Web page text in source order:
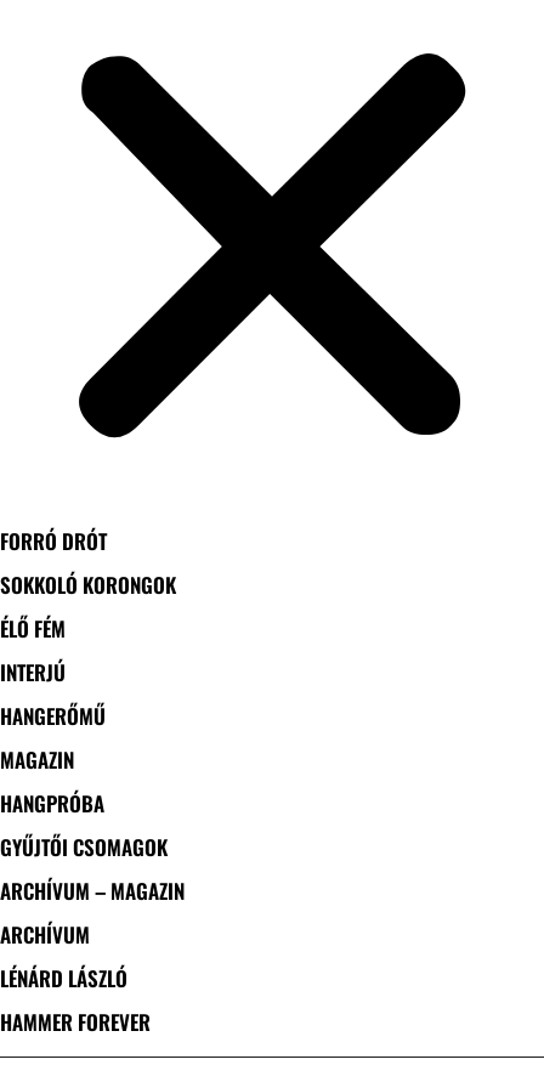
FORRÓ DRÓT
SOKKOLÓ KORONGOK
ÉLŐ FÉM
INTERJÚ
HANGERŐMŰ
MAGAZIN
HANGPRÓBA
GYŰJTŐI CSOMAGOK
ARCHÍVUM – MAGAZIN
ARCHÍVUM
LÉNÁRD LÁSZLÓ
HAMMER FOREVER